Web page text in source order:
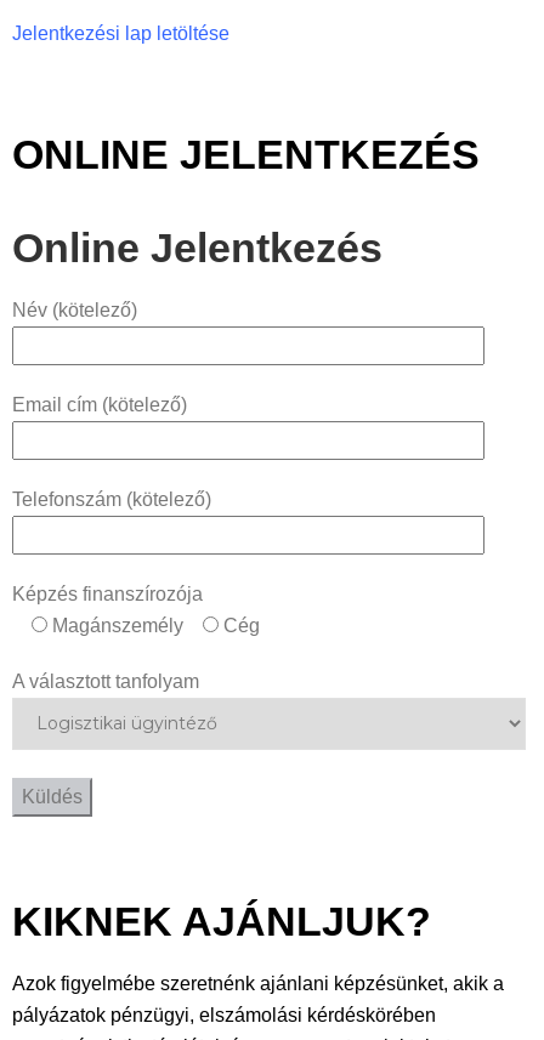
Jelentkezési lap letöltése
ONLINE JELENTKEZÉS
Online Jelentkezés
Név (kötelező)
Email cím (kötelező)
Telefonszám (kötelező)
Képzés finanszírozója
Magánszemély
Cég
A választott tanfolyam
KIKNEK AJÁNLJUK?
Azok figyelmébe szeretnénk ajánlani képzésünket, akik a
pályázatok pénzügyi, elszámolási kérdéskörében